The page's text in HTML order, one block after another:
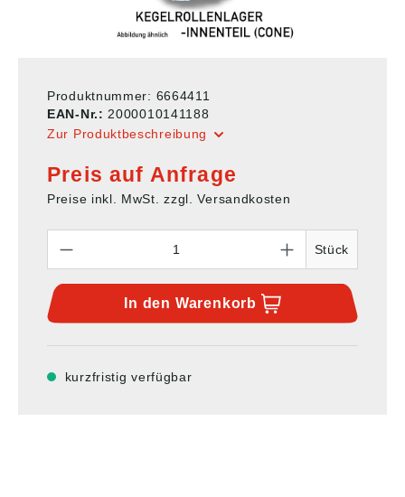
Produktnummer: 6664411
EAN-Nr.: 2000010141188
Zur Produktbeschreibung
Preis auf Anfrage
Preise inkl. MwSt. zzgl. Versandkosten
Stück
In den Warenkorb
kurzfristig verfügbar